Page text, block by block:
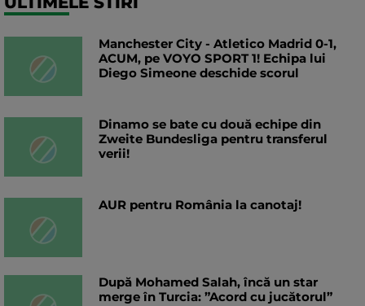
Manchester City - Atletico Madrid 0-1,
ACUM, pe VOYO SPORT 1! Echipa lui
Diego Simeone deschide scorul
Dinamo se bate cu două echipe din
Zweite Bundesliga pentru transferul
verii!
AUR pentru România la canotaj!
După Mohamed Salah, încă un star
merge în Turcia: ”Acord cu jucătorul”